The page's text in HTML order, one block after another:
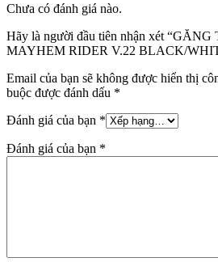
Chưa có đánh giá nào.
Hãy là người đầu tiên nhận xét
MAYHEM RIDER V.22 BLACK/
Email của bạn sẽ không được hiển thị
buộc được đánh dấu *
Đánh giá của bạn *
Đánh giá của bạn *